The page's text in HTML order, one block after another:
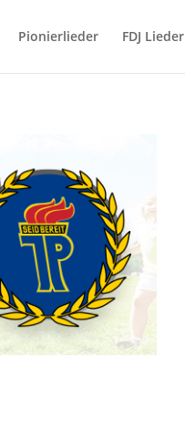
Pionierlieder FDJ Lieder